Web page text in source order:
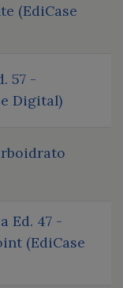
(EdiCase
57 -
Digital)
Ed. 47 -
(EdiCase